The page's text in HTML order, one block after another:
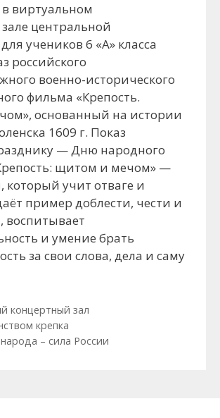
виртуальном
центральной
учеников 6 «А» класса
российского
военно-исторического
фильма «Крепость.
основанный на истории
1609 г. Показ
— Дню народного
щитом и мечом» —
который учит отваге и
пример доблести, чести и
воспитывает
и умение брать
за свои слова, дела и саму
концертный зал
крепка
– сила России